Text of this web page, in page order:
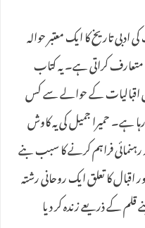
تاریخ کا ایک معتبر حوالہ
کراتی ہے۔ یہ کتاب
اقبالیات کے حوالے سے کس
ہے۔ حمیرا جمیل کی یہ کاوش
فراہم کرنے کا سبب بنے
اقبال کا تعلق ایک روحانی رشتہ
کے ذریعے زندہ کر دیا